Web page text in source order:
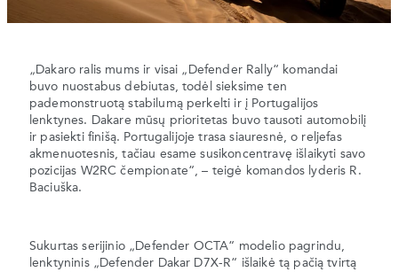
„Dakaro ralis mums ir visai „Defender Rally“ komandai
buvo nuostabus debiutas, todėl sieksime ten
pademonstruotą stabilumą perkelti ir į Portugalijos
lenktynes. Dakare mūsų prioritetas buvo tausoti automobilį
ir pasiekti finišą. Portugalijoje trasa siauresnė, o reljefas
akmenuotesnis, tačiau esame susikoncentravę išlaikyti savo
pozicijas W2RC čempionate“, – teigė komandos lyderis R.
Baciuška.
Sukurtas serijinio „Defender OCTA“ modelio pagrindu,
lenktyninis „Defender Dakar D7X-R“ išlaikė tą pačią tvirtą